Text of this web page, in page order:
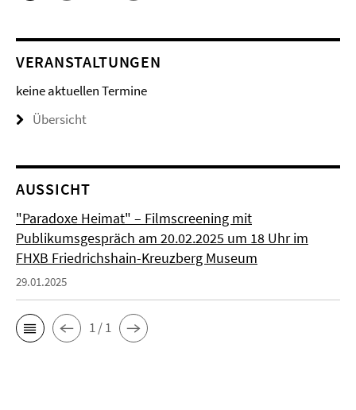
VERANSTALTUNGEN
keine aktuellen Termine
Übersicht
AUSSICHT
"Paradoxe Heimat" – Filmscreening mit
Publikumsgespräch am 20.02.2025 um 18 Uhr im
FHXB Friedrichshain-Kreuzberg Museum
29.01.2025
1 / 1